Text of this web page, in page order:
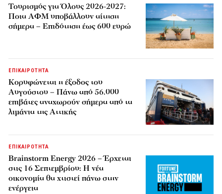
Τουρισμός για Όλους 2026-2027:
Ποια ΑΦΜ υποβάλλουν αίτηση
σήμερα – Επιδότηση έως 600 ευρώ
ΕΠΙΚΑΙΡΟΤΗΤΑ
Κορυφώνεται η έξοδος του
Αυγούστου – Πάνω από 56.000
επιβάτες αναχωρούν σήμερα από τα
λιμάνια της Αττικής
ΕΠΙΚΑΙΡΟΤΗΤΑ
Brainstorm Energy 2026 – Έρχεται
στις 16 Σεπτεμβρίου: Η νέα
οικονομία θα χτιστεί πάνω στην
ενέργεια